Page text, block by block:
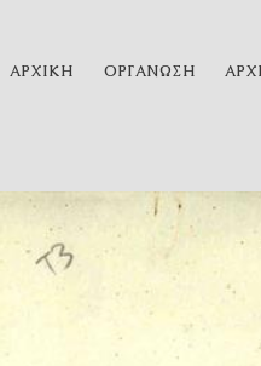
ΑΡΧΙΚΗ ΟΡΓΑΝΩΣΗ